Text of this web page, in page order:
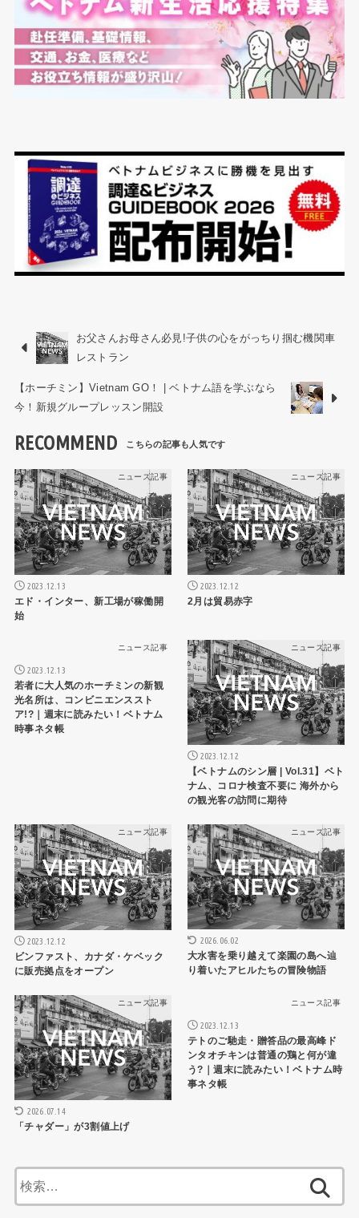
お父さんお母さん必見!子供の心をがっちり掴む機関車
レストラン
【ホーチミン】Vietnam GO！ | ベトナム語を学ぶなら
今！新規グループレッスン開設
RECOMMEND
ニュース記事
2023.12.13
エド・インター、新工場が稼働開
始
ニュース記事
2023.12.12
2月は貿易赤字
ニュース記事
2023.12.13
若者に大人気のホーチミンの新観
光名所は、コンビニエンススト
ア!?｜週末に読みたい！ベトナム
時事ネタ帳
ニュース記事
2023.12.12
【ベトナムのシン層 | Vol.31】ベト
ナム、コロナ検査不要に 海外から
の観光客の訪問に期待
ニュース記事
2023.12.12
ビンファスト、カナダ・ケベック
に販売拠点をオープン
ニュース記事
2026.06.02
大水害を乗り越えて楽園の島へ辿
り着いたアヒルたちの冒険物語
ニュース記事
2026.07.14
「チャダー」が3割値上げ
ニュース記事
2023.12.13
テトのご馳走・贈答品の最高峰ド
ンタオチキンは普通の鶏と何が違
う?｜週末に読みたい！ベトナム時
事ネタ帳
索: